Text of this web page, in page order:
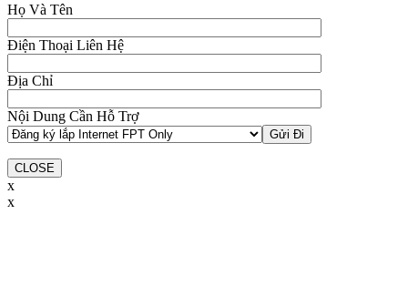
Họ Và Tên
Điện Thoại Liên Hệ
Địa Chỉ
Nội Dung Cần Hỗ Trợ
CLOSE
x
x